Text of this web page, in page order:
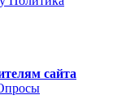
сайта